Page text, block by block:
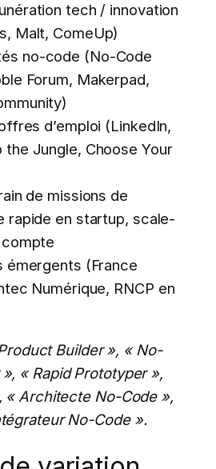
tech / innovation
Malt, ComeUp)
no-code (No-Code
Forum, Makerpad,
d’emploi (LinkedIn,
Jungle, Choose Your
de missions de
rapide en startup, scale-
émergents (France
Numérique, RNCP en
Builder », « No-
« Rapid Prototyper »,
« Architecte No-Code »,
No-Code ».